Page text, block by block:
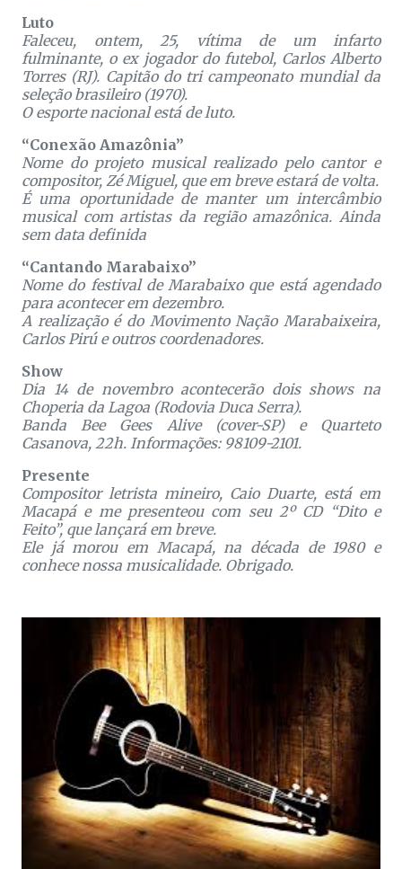
Luto
Faleceu, ontem, 25, vítima de um infarto
fulminante, o ex jogador do futebol, Carlos Alberto
Torres (RJ). Capitão do tri campeonato mundial da
seleção brasileiro (1970).
O esporte nacional está de luto.
“Conexão Amazônia”
Nome do projeto musical realizado pelo cantor e
compositor, Zé Miguel, que em breve estará de volta.
É uma oportunidade de manter um intercâmbio
musical com artistas da região amazônica. Ainda
sem data definida
“Cantando Marabaixo”
Nome do festival de Marabaixo que está agendado
para acontecer em dezembro.
A realização é do Movimento Nação Marabaixeira,
Carlos Pirú e outros coordenadores.
Show
Dia 14 de novembro acontecerão dois shows na
Choperia da Lagoa (Rodovia Duca Serra).
Banda Bee Gees Alive (cover-SP) e Quarteto
Casanova, 22h. Informações: 98109-2101.
Presente
Compositor letrista mineiro, Caio Duarte, está em
Macapá e me presenteou com seu 2º CD “Dito e
Feito”, que lançará em breve.
Ele já morou em Macapá, na década de 1980 e
conhece nossa musicalidade. Obrigado.